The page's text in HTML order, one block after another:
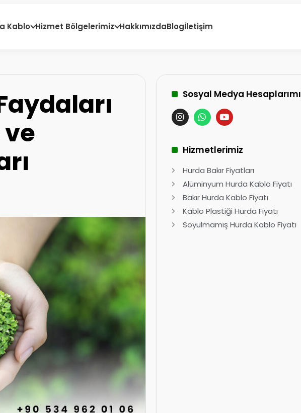
Kablo Hizmet Bölgelerimiz HakkımızdaBlogİletişim
Sosyal Medya
Hizmetlerimiz
Hurda Bakır Fiyatları
Alüminyum Hurda Kablo Fiyatı
Bakır Hurda Kablo Fiyatı
Kablo Plastiği Hurda Fiyatı
Soyulmamış Hurda Kablo Fiyatı